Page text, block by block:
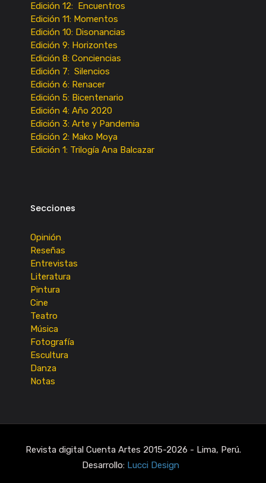
Edición 12: Encuentros
Edición 11: Momentos
Edición 10: Disonancias
Edición 9: Horizontes
Edición 8: Conciencias
Edición 7: Silencios
Edición 6: Renacer
Edición 5: Bicentenario
Edición 4: Año 2020
Edición 3: Arte y Pandemia
Edición 2: Mako Moya
Edición 1: Trilogía Ana Balcazar
Secciones
Opinión
Reseñas
Entrevistas
Literatura
Pintura
Cine
Teatro
Música
Fotografía
Escultura
Danza
Notas
Revista digital Cuenta Artes 2015-2026 - Lima, Perú.
Desarrollo: Lucci Design